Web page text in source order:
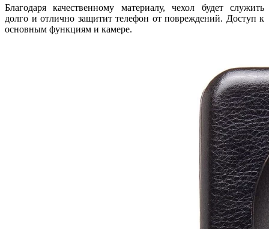
Благодаря качественному материалу, чехол будет служить
долго и отлично защитит телефон от повреждений. Доступ к
основным функциям и камере.